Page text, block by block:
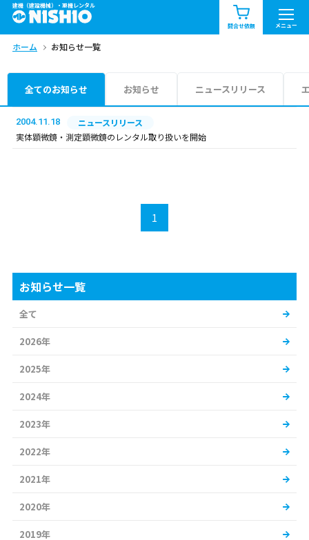
建機（建設機械）・重機レンタル
問合せ依頼 メニュー
商品一覧 お知らせ一覧
問合せ依頼リスト
エリア情報を見る
ホーム お知らせ一覧
全てのお知らせ お知らせ ニュースリリース
2004.11.18
ニュースリリース
実体顕微鏡・測定顕微鏡のレンタル取り扱いを開始
1
お知らせ一覧
全て
2026年
2025年
2024年
2023年
2022年
2021年
2020年
2019年